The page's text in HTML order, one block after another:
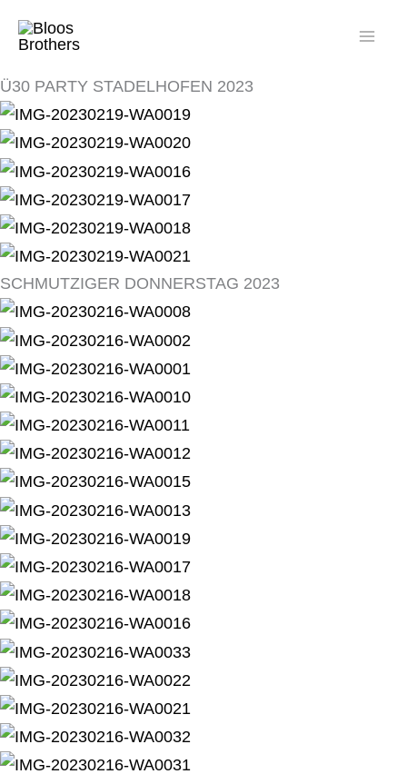
Inhalt
Ü30 PARTY STADELHOFEN 2023
SCHMUTZIGER DONNERSTAG 2023